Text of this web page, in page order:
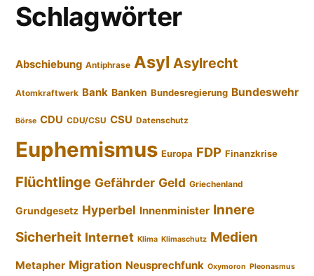
Schlagwörter
Abschiebung Antiphrase Asyl Asylrecht
Atomkraftwerk Bank Banken Bundesregierung Bundeswehr
Börse CDU CDU/CSU CSU Datenschutz
Euphemismus Europa FDP Finanzkrise
Flüchtlinge Gefährder Geld Griechenland
Grundgesetz Hyperbel Innenminister Innere
Sicherheit Internet Klima Klimaschutz Medien
Metapher Migration Neusprechfunk Oxymoron Pleonasmus